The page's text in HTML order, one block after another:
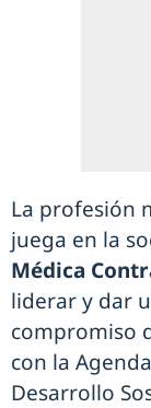
La profesión
juega en la
Médica
liderar y dar
compromiso
con la
Desarrollo